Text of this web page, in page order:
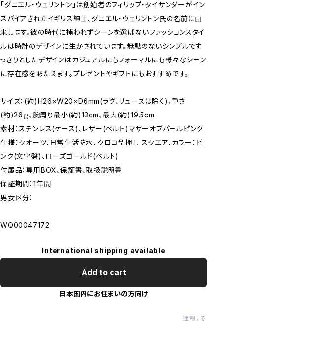
「ダニエル・ウェリントン」は創始者のフィリップ・タイサンダーがイン
スパイアされたイギリス紳士、ダニエル・ウェリントン氏の名前に由
来します。彼の時代に捕われずシーンを選ばないファッションスタイ
ルは時計のデザインに生かされています。無駄のないシンプルです
っきりとしたデザインはカジュアルにもフォーマルにも様々なシーン
に存在感をあたえます。プレゼントやギフトにもおすすめです。
サイズ：(約)H26×W20×D6mm(ラグ、リューズは除く)、重さ
(約)26ｇ、腕周り最小(約)13cm、最大(約)19.5cm
素材：ステンレス(ケース)、レザー(ベルト)マザーオブパールピンク
仕様：クオーツ、日常生活防水、クロコ型押し スクエア、カラー：ピ
ンク(文字盤)、ローズゴールド(ベルト)
付属品：専用BOX、保証書、取扱説明書
保証期間：1年間
男女区分：
WQ00047172
International shipping available
Add to cart
日本国内にお住まいの方向け
通報する